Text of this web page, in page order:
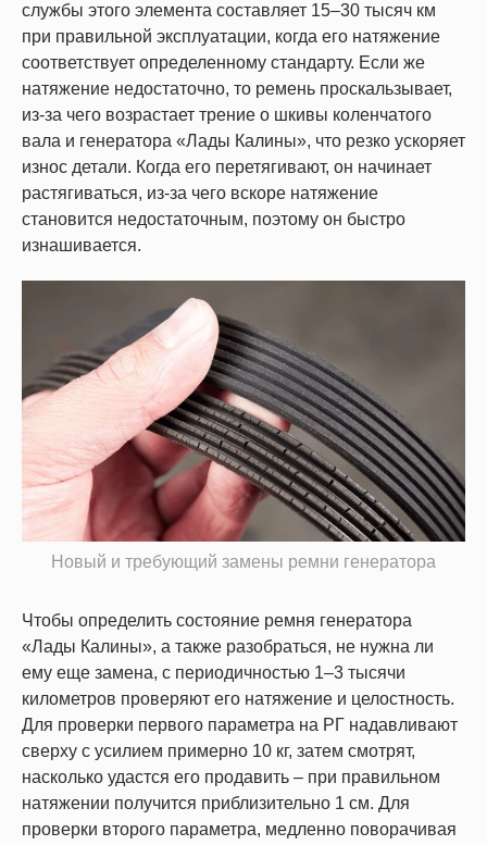
службы этого элемента составляет 15–30 тысяч км
при правильной эксплуатации, когда его натяжение
соответствует определенному стандарту. Если же
натяжение недостаточно, то ремень проскальзывает,
из-за чего возрастает трение о шкивы коленчатого
вала и генератора «Лады Калины», что резко ускоряет
износ детали. Когда его перетягивают, он начинает
растягиваться, из-за чего вскоре натяжение
становится недостаточным, поэтому он быстро
изнашивается.
Новый и требующий замены ремни генератора
Чтобы определить состояние ремня генератора
«Лады Калины», а также разобраться, не нужна ли
ему еще замена, с периодичностью 1–3 тысячи
километров проверяют его натяжение и целостность.
Для проверки первого параметра на РГ надавливают
сверху с усилием примерно 10 кг, затем смотрят,
насколько удастся его продавить – при правильном
натяжении получится приблизительно 1 см. Для
проверки второго параметра, медленно поворачивая